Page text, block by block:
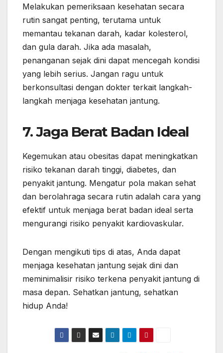
Melakukan pemeriksaan kesehatan secara
rutin sangat penting, terutama untuk
memantau tekanan darah, kadar kolesterol,
dan gula darah. Jika ada masalah,
penanganan sejak dini dapat mencegah kondisi
yang lebih serius. Jangan ragu untuk
berkonsultasi dengan dokter terkait langkah-
langkah menjaga kesehatan jantung.
7.Jaga Berat Badan Ideal
Kegemukan atau obesitas dapat meningkatkan
risiko tekanan darah tinggi, diabetes, dan
penyakit jantung. Mengatur pola makan sehat
dan berolahraga secara rutin adalah cara yang
efektif untuk menjaga berat badan ideal serta
mengurangi risiko penyakit kardiovaskular.
Dengan mengikuti tips di atas, Anda dapat
menjaga kesehatan jantung sejak dini dan
meminimalisir risiko terkena penyakit jantung di
masa depan. Sehatkan jantung, sehatkan
hidup Anda!